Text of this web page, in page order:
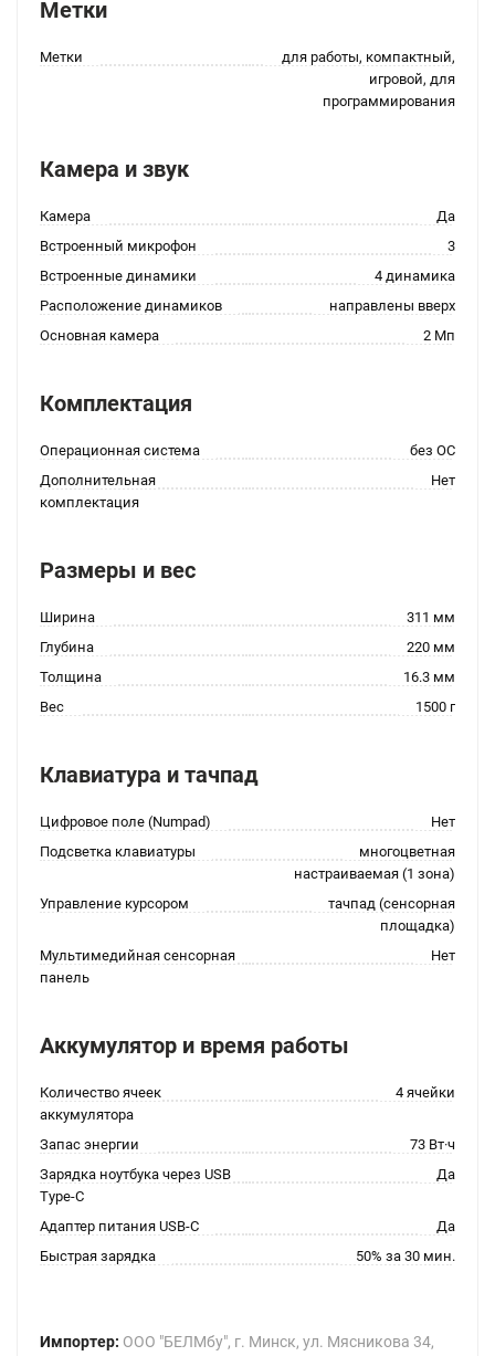
Метки
Метки
для работы, компактный,
игровой, для
программирования
Камера и звук
Камера
Да
Встроенный микрофон
3
Встроенные динамики
4 динамика
Расположение динамиков
направлены вверх
Основная камера
2 Мп
Комплектация
Операционная система
без ОС
Дополнительная
комплектация
Нет
Размеры и вес
Ширина
311 мм
Глубина
220 мм
Толщина
16.3 мм
Вес
1500 г
Клавиатура и тачпад
Цифровое поле (Numpad)
Нет
Подсветка клавиатуры
многоцветная
настраиваемая (1 зона)
Управление курсором
тачпад (сенсорная
площадка)
Мультимедийная сенсорная
панель
Нет
Аккумулятор и время работы
Количество ячеек
аккумулятора
4 ячейки
Запас энергии
73 Вт·ч
Зарядка ноутбука через USB
Type-C
Да
Адаптер питания USB-C
Да
Быстрая зарядка
50% за 30 мин.
Импортер: ООО "БЕЛМбу", г. Минск, ул. Мясникова 34,